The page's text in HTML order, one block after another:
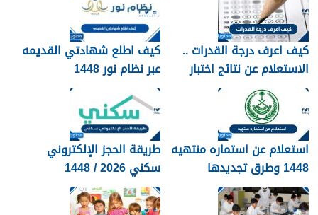
كيف اعرف درجة القدرات ..
الاستعلام عن نتائج اختبار
القدرات 1448
كيف اطلع شهادتي القديمه
عبر نظام نور 1448
استعلام عن استماره منتهيه
1448 وطرق تجديدها
طريقة الحجز الإلكتروني
سكني 2026 / 1448
بالتفصيل